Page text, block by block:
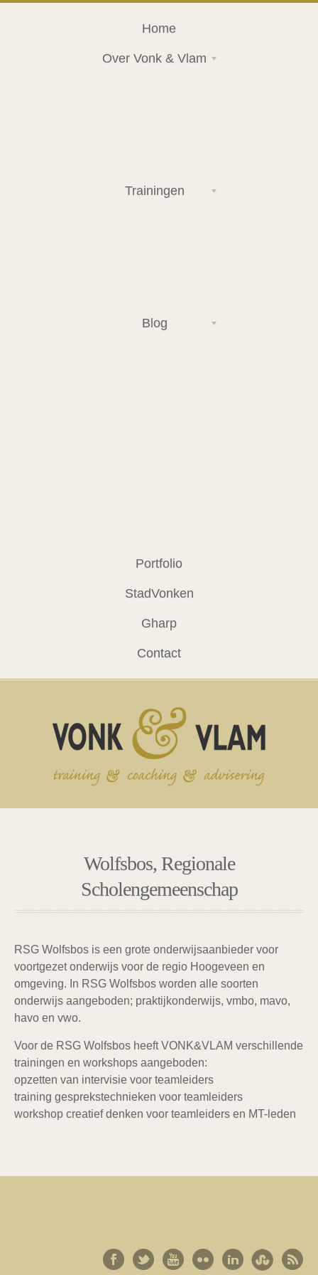
Home
Over Vonk & Vlam
Trainingen
Blog
Portfolio
StadVonken
Gharp
Contact
Wolfsbos, Regionale
Scholengemeenschap
RSG Wolfsbos is een grote onderwijsaanbieder voor
voortgezet onderwijs voor de regio Hoogeveen en
omgeving. In RSG Wolfsbos worden alle soorten
onderwijs aangeboden; praktijkonderwijs, vmbo, mavo,
havo en vwo.
Voor de RSG Wolfsbos heeft VONK&VLAM verschillende
trainingen en workshops aangeboden:
opzetten van intervisie voor teamleiders
training gesprekstechnieken voor teamleiders
workshop creatief denken voor teamleiders en MT-leden